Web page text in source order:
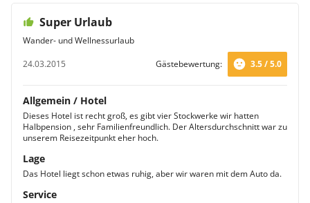
Super Urlaub
Wander- und Wellnessurlaub
24.03.2015
Gästebewertung: 3.5 / 5.0
Allgemein / Hotel
Dieses Hotel ist recht groß, es gibt vier Stockwerke wir hatten
Halbpension , sehr Familienfreundlich. Der Altersdurchschnitt war zu
unserem Reisezeitpunkt eher hoch.
Lage
Das Hotel liegt schon etwas ruhig, aber wir waren mit dem Auto da.
Service